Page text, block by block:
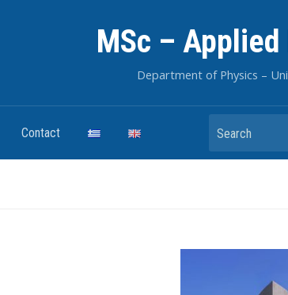
MSc –
Department of Physics –
Contact Search